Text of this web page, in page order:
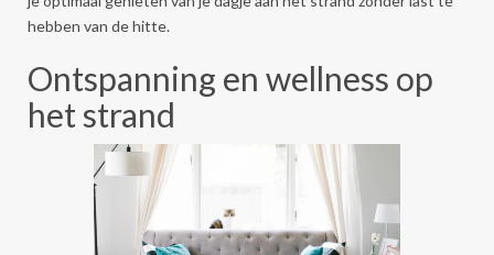
hebben van de hitte.
Ontspanning en wellness op
het strand